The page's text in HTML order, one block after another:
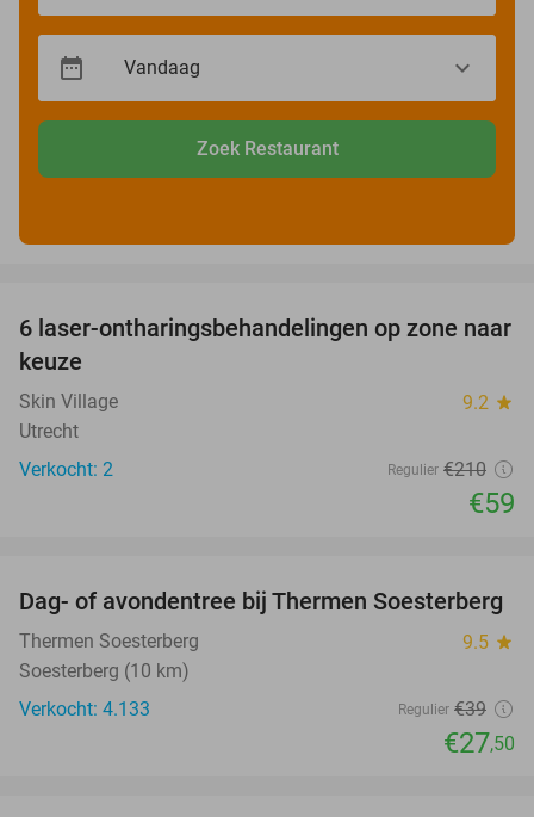
Zoek Restaurant
72%
6 laser-ontharingsbehandelingen op zone naar
keuze
Skin Village 9.2 star
Utrecht
Verkocht: 2
Regulier €210
€59
29%
Dag- of avondentree bij Thermen Soesterberg
Thermen Soesterberg 9.5 star
Soesterberg (10 km)
Verkocht: 4.133
Regulier €39
€27,50